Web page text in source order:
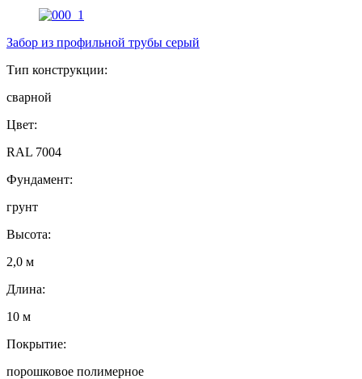
Забор из профильной трубы серый
Тип конструкции:
сварной
Цвет:
RAL 7004
Фундамент:
грунт
Высота:
2,0 м
Длина:
10 м
Покрытие:
порошковое полимерное